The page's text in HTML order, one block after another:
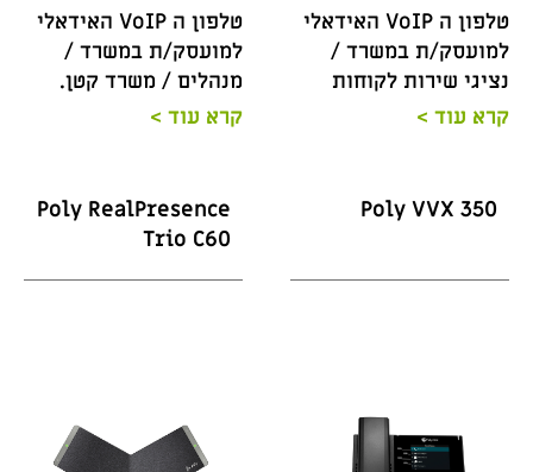
טלפון ה VoIP האידאלי
למועסק/ת במשרד /
נציגי שירות לקוחות
קרא עוד >
טלפון ה VoIP האידאלי
למועסק/ת במשרד /
מנהלים / משרד קטן.
קרא עוד >
Poly VVX 350
Poly RealPresence
Trio C60